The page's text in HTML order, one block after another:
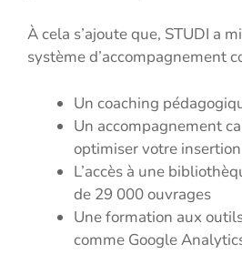
À cela s’ajoute que, STUDI a
système d’accompagnement
Un coaching
Un accompagnement
optimiser votre
L’accès à une
de 29 000 ouvrages
Une formation aux
comme Google